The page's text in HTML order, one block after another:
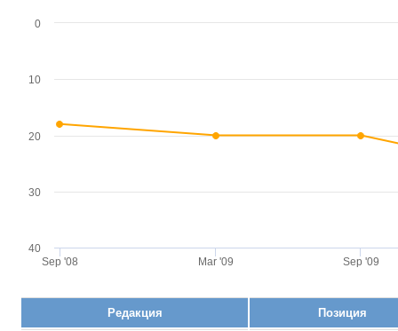
Sep '08 Mar '09 Sep '09
0
10
20
30
40
Редакция
Позиция